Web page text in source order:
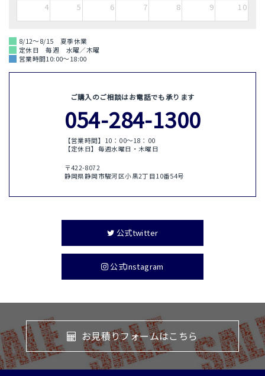
4
5 6 7 8 9 10
8/12～8/15 夏季休業
定休日 毎週 水曜／木曜
営業時間10:00～18:00
ご購入のご相談はお電話でも承ります
054-284-1300
【営業時間】10：00〜18：00
【定休日】毎週水曜日・木曜日
〒422-8072
静岡県静岡市駿河区小黒2丁目10番54号
公式twitter
公式Instagram
お見積りフォームはこちら